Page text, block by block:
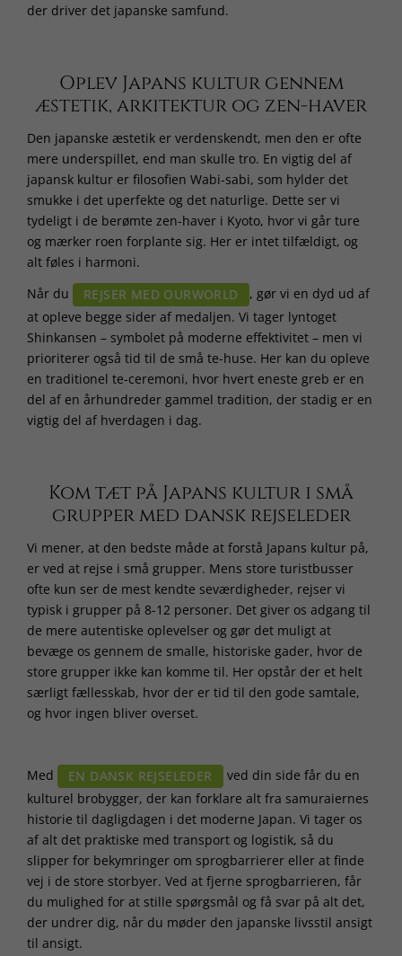
der driver det japanske samfund.
Oplev Japans kultur gennem
æstetik, arkitektur og zen-haver
Den japanske æstetik er verdenskendt, men den er ofte
mere underspillet, end man skulle tro. En vigtig del af
japansk kultur er filosofien Wabi-sabi, som hylder det
smukke i det uperfekte og det naturlige. Dette ser vi
tydeligt i de berømte zen-haver i Kyoto, hvor vi går ture
og mærker roen forplante sig. Her er intet tilfældigt, og
alt føles i harmoni.
Når du
REJSER MED OURWORLD
, gør vi en dyd ud af
at opleve begge sider af medaljen. Vi tager lyntoget
Shinkansen – symbolet på moderne effektivitet – men vi
prioriterer også tid til de små te-huse. Her kan du opleve
en traditionel te-ceremoni, hvor hvert eneste greb er en
del af en århundreder gammel tradition, der stadig er en
vigtig del af hverdagen i dag.
Kom tæt på Japans kultur i små
grupper med dansk rejseleder
Vi mener, at den bedste måde at forstå Japans kultur på,
er ved at rejse i små grupper. Mens store turistbusser
ofte kun ser de mest kendte seværdigheder, rejser vi
typisk i grupper på 8-12 personer. Det giver os adgang til
de mere autentiske oplevelser og gør det muligt at
bevæge os gennem de smalle, historiske gader, hvor de
store grupper ikke kan komme til. Her opstår der et helt
særligt fællesskab, hvor der er tid til den gode samtale,
og hvor ingen bliver overset.
Med EN DANSK REJSELEDER
ved din side får du en
kulturel brobygger, der kan forklare alt fra samuraiernes
historie til dagligdagen i det moderne Japan. Vi tager os
af alt det praktiske med transport og logistik, så du
slipper for bekymringer om sprogbarrierer eller at finde
vej i de store storbyer. Ved at fjerne sprogbarrieren, får
du mulighed for at stille spørgsmål og få svar på alt det,
der undrer dig, når du møder den japanske livsstil ansigt
til ansigt.